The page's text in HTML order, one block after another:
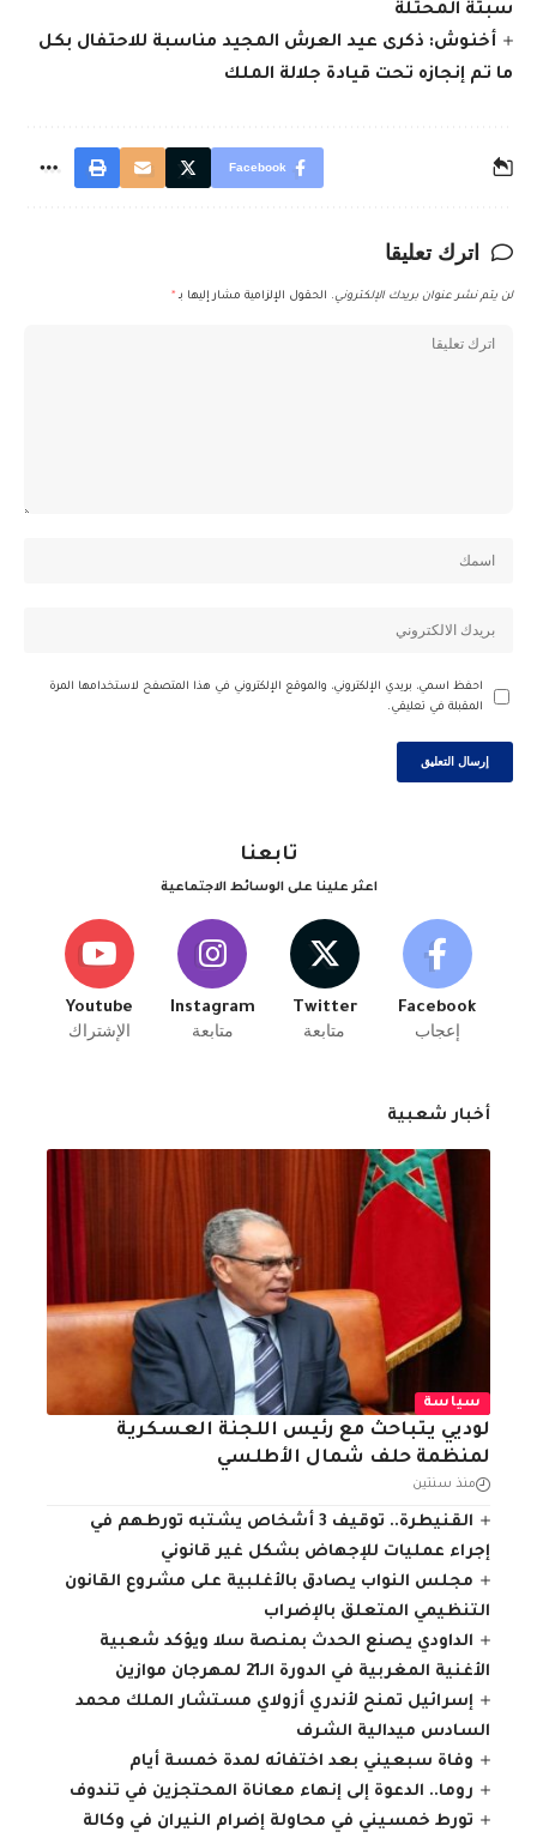
سبتة المحتلة
أخنوش: ذكرى عيد العرش المجيد مناسبة للاحتفال بكل
ما تم إنجازه تحت قيادة جلالة الملك
Facebook
اترك تعليقا
لن يتم نشر عنوان بريدك الإلكتروني. الحقول الإلزامية مشار إليها بـ *
احفظ اسمي، بريدي الإلكتروني، والموقع الإلكتروني في هذا المتصفح لاستخدامها المرة
المقبلة في تعليقي.
تابعنا
اعثر علينا على الوسائط الاجتماعية
Facebook
إعجاب
Twitter
متابعة
Instagram
متابعة
Youtube
الإشتراك
أخبار شعبية
سياسة
لوديي يتباحث مع رئيس اللجنة العسكرية
لمنظمة حلف شمال الأطلسي
منذ سنتين
القنيطرة.. توقيف 3 أشخاص يشتبه تورطهم في
إجراء عمليات للإجهاض بشكل غير قانوني
مجلس النواب يصادق بالأغلبية على مشروع القانون
التنظيمي المتعلق بالإضراب
الداودي يصنع الحدث بمنصة سلا ويؤكد شعبية
الأغنية المغربية في الدورة الـ21 لمهرجان موازين
إسرائيل تمنح لأندري أزولاي مستشار الملك محمد
السادس ميدالية الشرف
وفاة سبعيني بعد اختفائه لمدة خمسة أيام
روما.. الدعوة إلى إنهاء معاناة المحتجزين في تندوف
تورط خمسيني في محاولة إضرام النيران في وكالة